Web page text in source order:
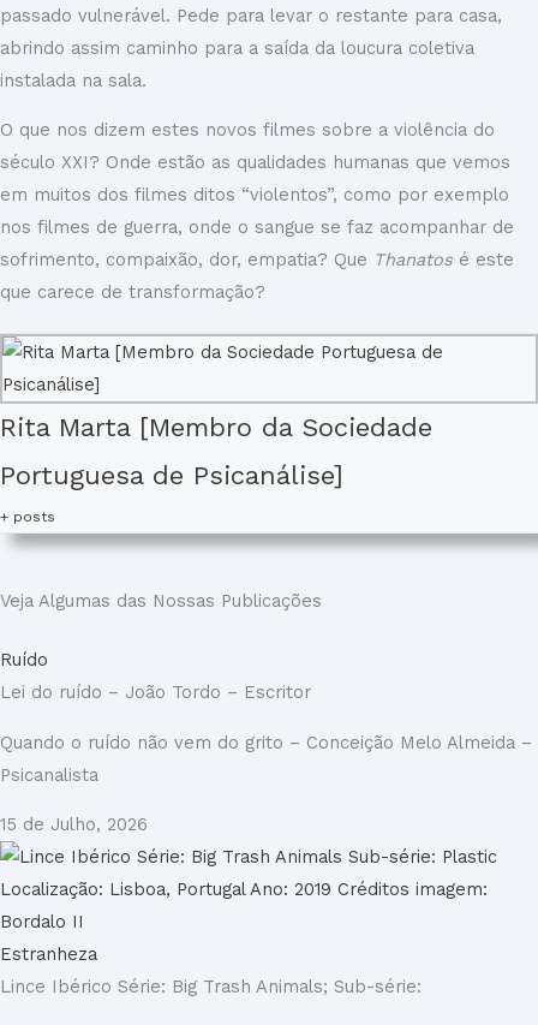
passado vulnerável. Pede para levar o restante para casa,
abrindo assim caminho para a saída da loucura coletiva
instalada na sala.
O que nos dizem estes novos filmes sobre a violência do
século XXI? Onde estão as qualidades humanas que vemos
em muitos dos filmes ditos “violentos”, como por exemplo
nos filmes de guerra, onde o sangue se faz acompanhar de
sofrimento, compaixão, dor, empatia? Que Thanatos é este
que carece de transformação?
Rita Marta [Membro da Sociedade
Portuguesa de Psicanálise]
+ posts
Veja Algumas das Nossas Publicações
Ruído
Lei do ruído – João Tordo – Escritor
Quando o ruído não vem do grito – Conceição Melo Almeida –
Psicanalista
15 de Julho, 2026
Estranheza
Lince Ibérico Série: Big Trash Animals; Sub-série: